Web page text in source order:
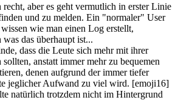
recht, aber es geht vermutlich in erster Linie
und zu melden. Ein "normaler" User
wie man einen Log erstellt,
was das überhaupt ist...
dass die Leute sich mehr mit ihrer
sollten, anstatt immer mehr zu bequemen
denen aufgrund der immer tiefer
jeglicher Aufwand zu viel wird. [emoji16]
natürlich trotzdem nicht im Hintergrund